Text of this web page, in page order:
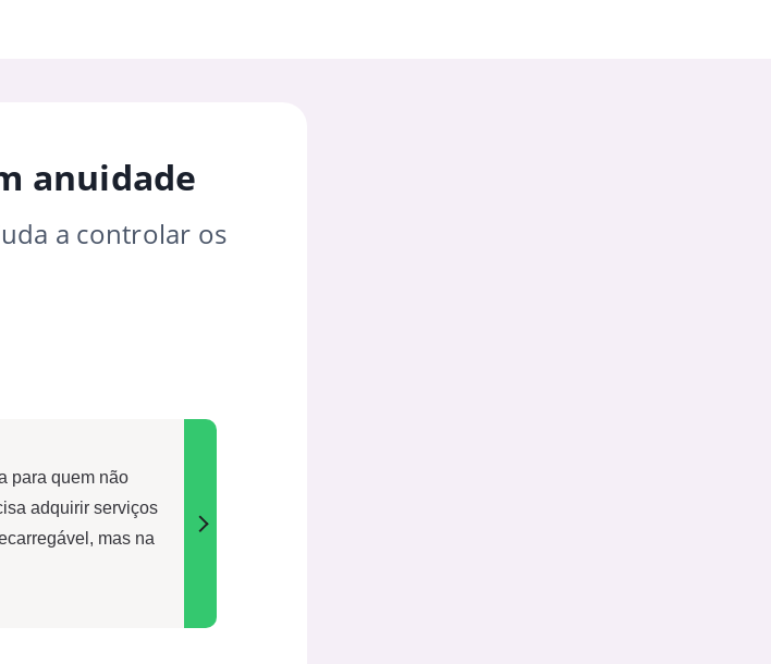
anuidade
a controlar os
para quem não
adquirir serviços
mas na